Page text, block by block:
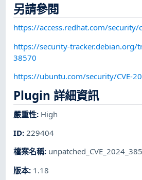
另請參閱
https://access.redhat.com/security/
https://security-tracker.debian.org/
38570
https://ubuntu.com/security/CVE-
Plugin 詳細資訊
嚴重性: High
ID:229404
檔案名稱:
版本: 1.18